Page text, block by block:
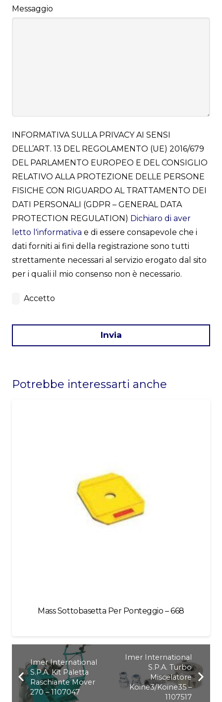
Messaggio
INFORMATIVA SULLA PRIVACY AI SENSI
DELL’ART. 13 DEL REGOLAMENTO (UE) 2016/679
DEL PARLAMENTO EUROPEO E DEL CONSIGLIO
RELATIVO ALLA PROTEZIONE DELLE PERSONE
FISICHE CON RIGUARDO AL TRATTAMENTO DEI
DATI PERSONALI (GDPR – GENERAL DATA
PROTECTION REGULATION) Dichiaro di aver
letto l'informativa e di essere consapevole che i
dati forniti ai fini della registrazione sono tutti
strettamente necessari al servizio erogato dal sito
per i quali il mio consenso non è necessario.
Accetto
Invia
should
Potrebbe interessarti anche
Mass Sottobasetta Per Ponteggio – 668
Imer International
S.P.A. Kit Paletta
Raschiante Mover
270 – 1107047
Imer International
S.P.A. Turbo
Miscelatore
Koine3/Koine35 –
1107517